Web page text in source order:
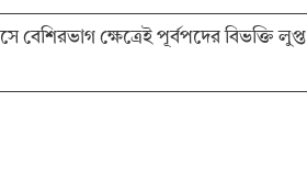
বেশিরভাগ ক্ষেত্রেই পূর্বপদের বিভক্তি লুপ্ত